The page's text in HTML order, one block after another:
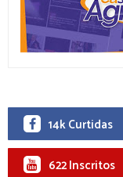
14k Curtidas
622 Inscritos